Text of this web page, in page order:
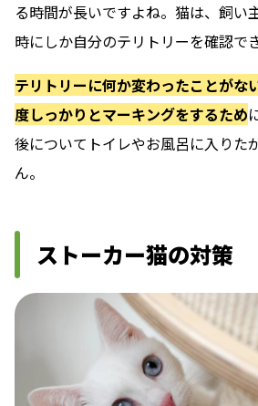
る時間が長いですよね。猫は、飼い
時にしか自分のテリトリーを確認で
テリトリーに何か変わったことがな
度しっかりとマーキングをするため
後についてトイレやお風呂に入りた
ん。
ストーカー猫の対策